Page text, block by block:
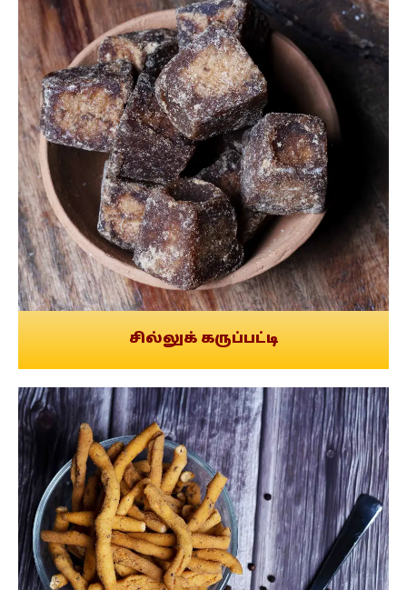
சில்லுக் கருப்பட்டி